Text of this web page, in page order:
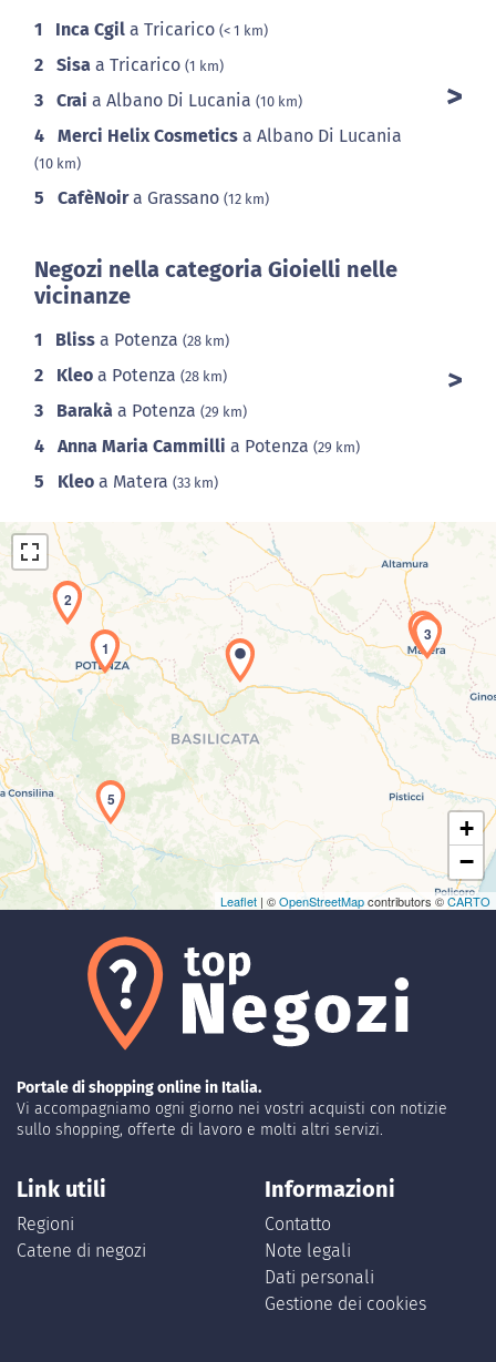
1 Inca Cgil a Tricarico (< 1 km)
2 Sisa a Tricarico (1 km)
3 Crai a Albano Di Lucania (10 km)
4 Merci Helix Cosmetics a Albano Di Lucania
(10 km)
5 CafèNoira Grassano (12 km)
Negozi nella categoria Gioielli nelle
vicinanze
1 Bliss a Potenza (28 km)
2 Kleo a Potenza (28 km)
3 Barakà a Potenza (29 km)
4 Anna Maria Cammilli a Potenza (29 km)
5 Kleo a Matera (33 km)
Caricamento della carta in corso...
1
2
3
4
5
+
−
Leaflet | ©OpenStreetMapcontributors ©CARTO
Portale di shopping online in Italia.
Vi accompagniamo ogni giorno nei vostri acquisti con notizie
sullo shopping, offerte di lavoro e molti altri servizi.
Link utili
Regioni
Catene di negozi
Informazioni
Contatto
Note legali
Dati personali
Gestione dei cookies